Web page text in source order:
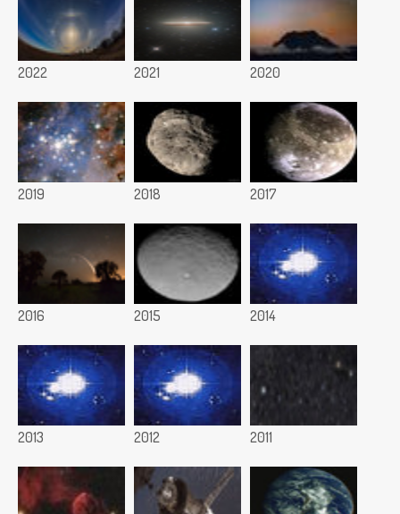
2022 2021 2020
2019 2018 2017
2016 2015 2014
2013 2012 2011